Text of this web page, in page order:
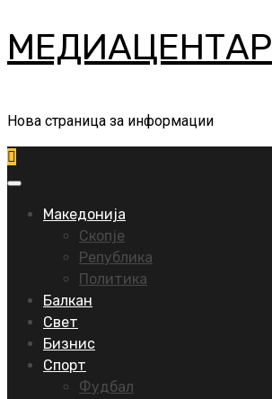
МЕДИАЦЕНТАР
Нова страница за информации
Primary
Македонија
Скопје
Република
Политика
Балкан
Свет
Бизнис
Спорт
Фудбал